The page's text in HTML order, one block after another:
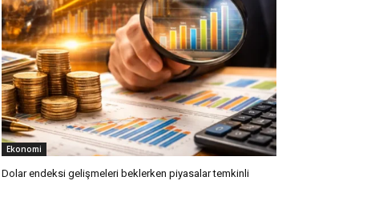
Ekonomi
Dolar endeksi gelişmeleri beklerken piyasalar temkinli